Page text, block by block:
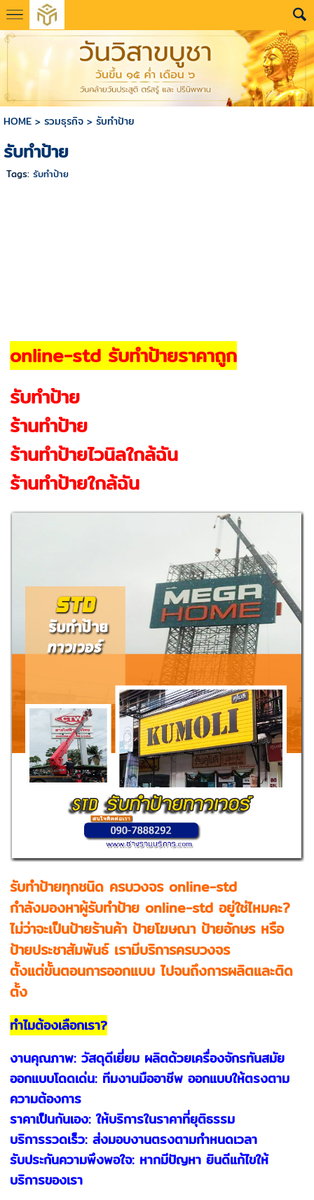
HOME> รวมธุรกิจ> รับทำป้าย
รับทำป้าย
Tags: รับทำป้าย
online-std รับทำป้ายราคาถูก
รับทำป้าย
ร้านทำป้าย
ร้านทําป้ายไวนิลใกล้ฉัน
ร้านทําป้ายใกล้ฉัน
รับทำป้ายทุกชนิด ครบวงจร online-std
กำลังมองหาผู้รับทำป้าย online-std อยู่ใช่ไหมคะ?
ไม่ว่าจะเป็นป้ายร้านค้า ป้ายโฆษณา ป้ายอักษร หรือ
ป้ายประชาสัมพันธ์ เรามีบริการครบวงจร
ตั้งแต่ขั้นตอนการออกแบบ ไปจนถึงการผลิตและติด
ตั้ง
ทำไมต้องเลือกเรา?
งานคุณภาพ: วัสดุดีเยี่ยม ผลิตด้วยเครื่องจักรทันสมัย
ออกแบบโดดเด่น: ทีมงานมืออาชีพ ออกแบบให้ตรงตาม
ความต้องการ
ราคาเป็นกันเอง: ให้บริการในราคาที่ยุติธรรม
บริการรวดเร็ว: ส่งมอบงานตรงตามกำหนดเวลา
รับประกันความพึงพอใจ: หากมีปัญหา ยินดีแก้ไขให้
บริการของเรา